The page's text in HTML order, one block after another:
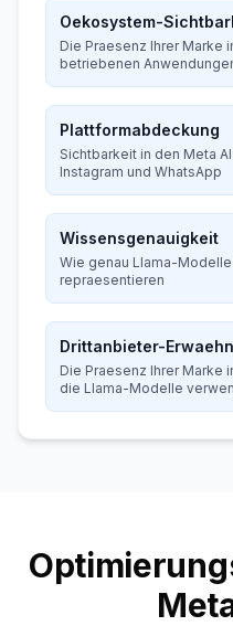
Oekosystem-
Die Praesenz Ihrer Marke
betriebenen
Plattformabdeckung
Sichtbarkeit in den Meta
Instagram und WhatsApp
Wissensgenauigkeit
Wie genau Llama-
repraesentieren
Drittanbieter-
Die Praesenz Ihrer Marke
die Llama-Modelle